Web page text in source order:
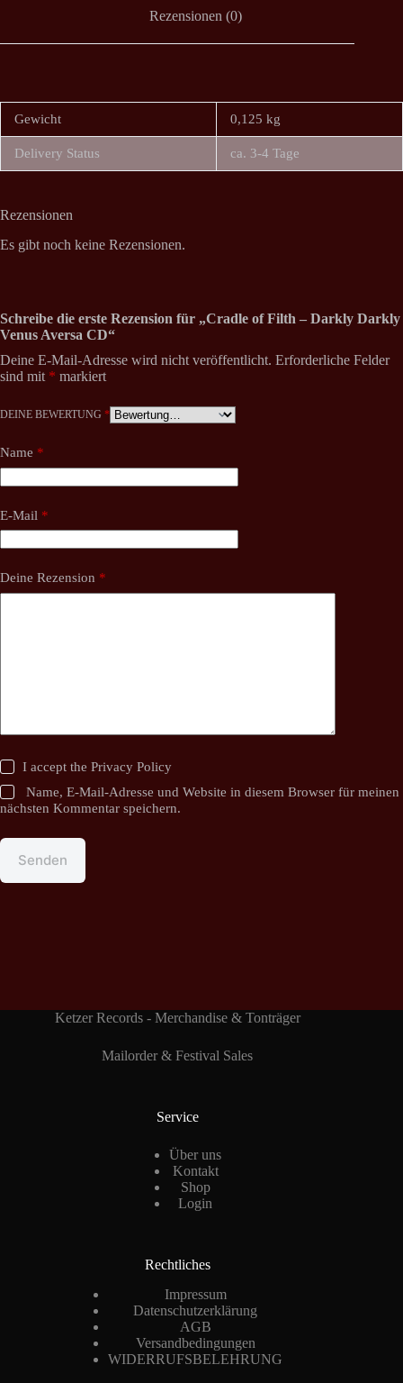
Rezensionen (0)
Gewicht 0,125 kg
Delivery Status ca. 3-4 Tage
Rezensionen
Es gibt noch keine Rezensionen.
Schreibe die erste Rezension für „Cradle of Filth – Darkly Darkly
Venus Aversa CD“
Deine E-Mail-Adresse wird nicht veröffentlicht. Erforderliche Felder
sind mit * markiert
DEINE BEWERTUNG *
Name *
E-Mail *
Deine Rezension *
I accept thePrivacy Policy
Name, E-Mail-Adresse und Website in diesem Browser für meinen
nächsten Kommentar speichern.
Senden
Ketzer Records - Merchandise & Tonträger
Mailorder & Festival Sales
Service
Über uns
Kontakt
Shop
Login
Rechtliches
Impressum
Datenschutzerklärung
AGB
Versandbedingungen
WIDERRUFSBELEHRUNG